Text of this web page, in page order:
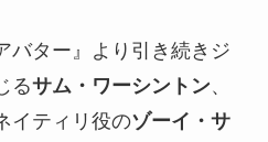
バター』より引き続きジ
るサム・ワーシントン、
イティリ役のゾーイ・サ